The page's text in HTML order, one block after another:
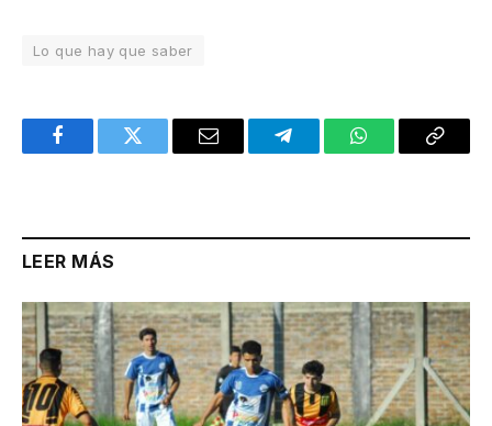
Lo que hay que saber
FacebookTwitter Email TelegramWhatsAppCopy
LEER MÁS